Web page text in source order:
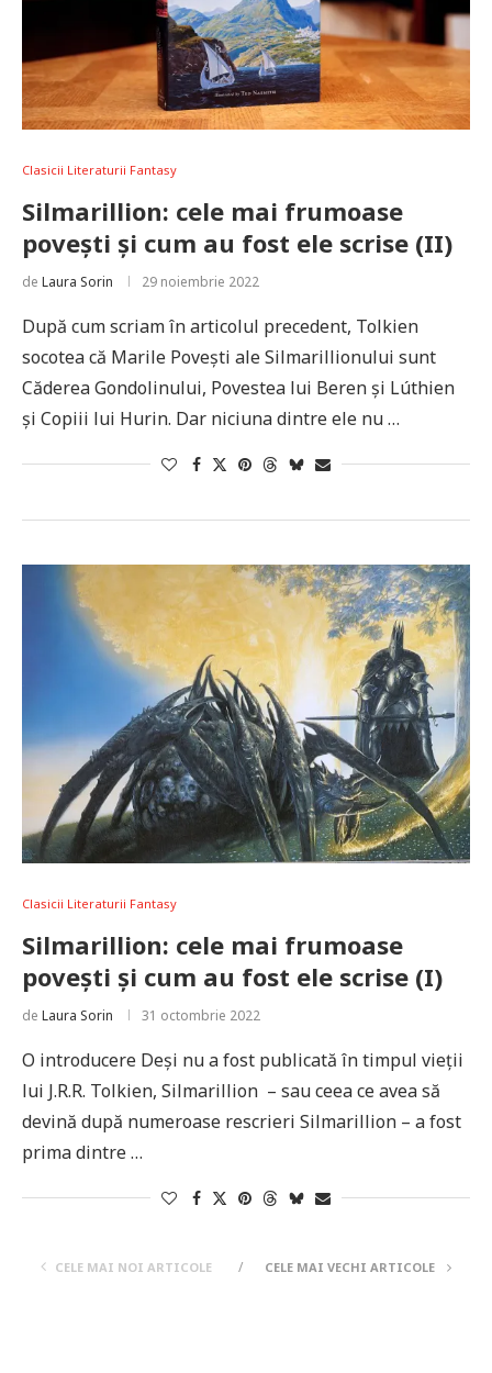
Clasicii Literaturii Fantasy
Silmarillion: cele mai frumoase
povești și cum au fost ele scrise (II)
de Laura Sorin 29 noiembrie 2022
După cum scriam în articolul precedent, Tolkien
socotea că Marile Povești ale Silmarillionului sunt
Căderea Gondolinului, Povestea lui Beren și Lúthien
și Copiii lui Hurin. Dar niciuna dintre ele nu …
Clasicii Literaturii Fantasy
Silmarillion: cele mai frumoase
povești și cum au fost ele scrise (I)
de Laura Sorin 31 octombrie 2022
O introducere Deși nu a fost publicată în timpul vieții
lui J.R.R. Tolkien, Silmarillion – sau ceea ce avea să
devină după numeroase rescrieri Silmarillion – a fost
prima dintre …
CELE MAI NOI ARTICOLE CELE MAI VECHI ARTICOLE